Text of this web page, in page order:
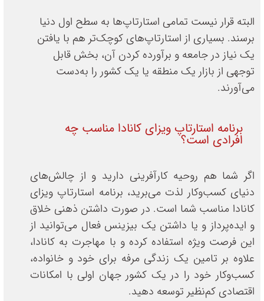
البته قرار نیست تمامی استارتاپ‌ها به سطح اول دنیا
برسند. بسیاری از استارتاپ‌های کوچک‌تر هم با یافتن
یک نیاز در جامعه و برآورده کردن آن، بخش قابل
توجهی از بازار یک منطقه یا یک کشور را به‌دست
می‌آورند.
برنامه استارتاپ ویزای کانادا مناسب چه
افرادی است؟
اگر شما هم روحیه کارآفرینی دارید و از چالش‌های
دنیای کسب‌وکار لذت می‌برید، برنامه استارتاپ ویزای
کانادا مناسب شما است. در صورت داشتن ذهنی خلاق
و ایده‌پرداز و یا داشتن یک بیزینس فعال می‌توانید از
این فرصت ویژه استفاده کرده و با مهاجرت به کانادا،
علاوه بر تامین یک زندگی مرفه برای خود و خانواده،
کسب‌وکار خود را در یک کشور جهان اولی با امکانات
اقتصادی کم‌نظیر توسعه دهید.